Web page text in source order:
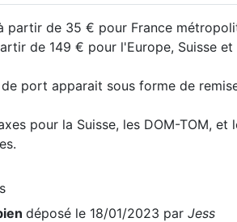
partir de 35 € pour France
de 149 € pour l'Europe, Suisse et
port apparait sous forme de
pour la Suisse, les DOM-TOM, et
déposé le 18/01/2023 par Jess